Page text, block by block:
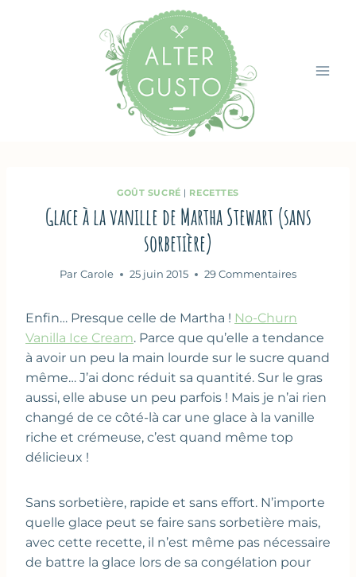
GOÛT SUCRÉ | RECETTES
Glace à la vanille de Martha Stewart (sans
sorbetière)
Par Carole 25 juin 2015 29 Commentaires
Enfin… Presque celle de Martha ! No-Churn
Vanilla Ice Cream. Parce que qu’elle a tendance
à avoir un peu la main lourde sur le sucre quand
même… J’ai donc réduit sa quantité. Sur le gras
aussi, elle abuse un peu parfois ! Mais je n’ai rien
changé de ce côté-là car une glace à la vanille
riche et crémeuse, c’est quand même top
délicieux !
Sans sorbetière, rapide et sans effort. N’importe
quelle glace peut se faire sans sorbetière mais,
avec cette recette, il n’est même pas nécessaire
de battre la glace lors de sa congélation pour